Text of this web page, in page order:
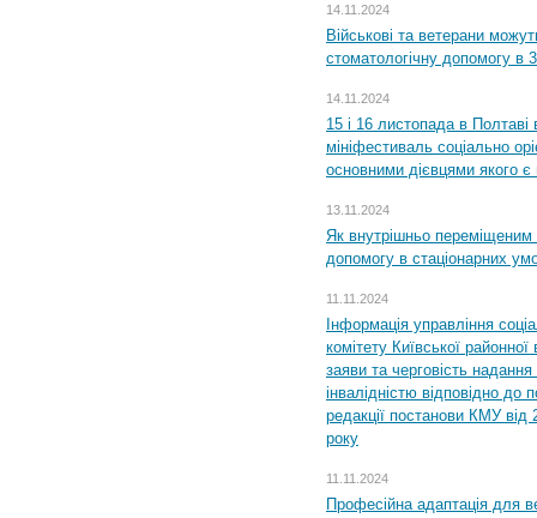
14.11.2024
Військові та ветерани
стоматологічну допомогу в
14.11.2024
15 і 16 листопада в
мініфестиваль соціально
основними дієвцями якого є
13.11.2024
Як внутрішньо переміщеним
допомогу в стаціонарних
11.11.2024
Інформація управління
комітету Київської
заяви та черговість надання
інвалідністю відповідно
редакції постанови КМУ
року
11.11.2024
Професійна адаптація для